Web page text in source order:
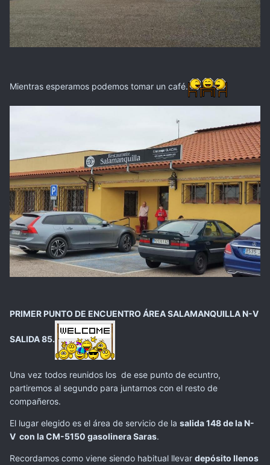
Mientras esperamos podemos tomar un café.
PRIMER PUNTO DE ENCUENTRO ÁREA SALAMANQUILLA N-V
SALIDA 85.
Una vez todos reunidos los de ese punto de ecuntro,
partiremos al segundo para juntarnos con el resto de
compañeros.
El lugar elegido es el área de servicio de la salida 148 de la N-
V con la CM-5150 gasolinera Saras.
Recordamos como viene siendo habitual llevar depósito llenos